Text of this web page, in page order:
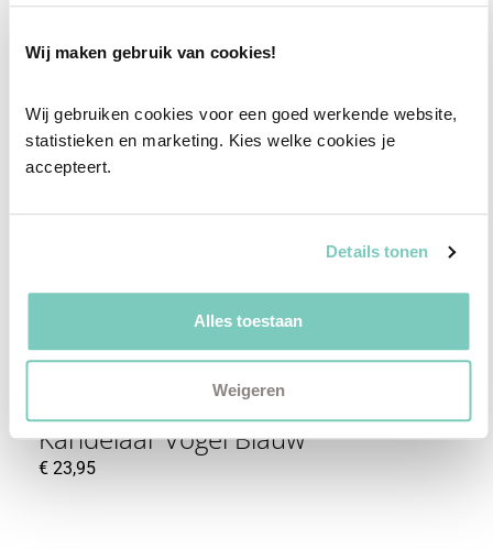
Wij maken gebruik van cookies!
Wij gebruiken cookies voor een goed werkende website,
statistieken en marketing. Kies welke cookies je
accepteert.
Details tonen
Alles toestaan
Weigeren
Kandelaar Vogel Blauw
€ 23,95